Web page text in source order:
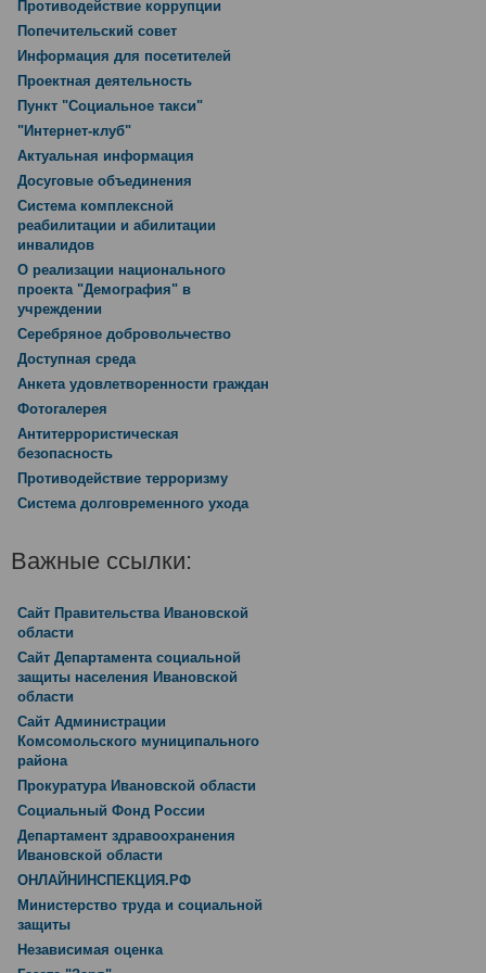
Противодействие коррупции
Попечительский совет
Информация для посетителей
Проектная деятельность
Пункт "Социальное такси"
"Интернет-клуб"
Актуальная информация
Досуговые объединения
Система комплексной
реабилитации и абилитации
инвалидов
О реализации национального
проекта "Демография" в
учреждении
Серебряное добровольчество
Доступная среда
Анкета удовлетворенности граждан
Фотогалерея
Антитеррористическая
безопасность
Противодействие терроризму
Система долговременного ухода
Важные ссылки:
Сайт Правительства Ивановской
области
Сайт Департамента социальной
защиты населения Ивановской
области
Сайт Администрации
Комсомольского муниципального
района
Прокуратура Ивановской области
Социальный Фонд России
Департамент здравоохранения
Ивановской области
ОНЛАЙНИНСПЕКЦИЯ.РФ
Министерство труда и социальной
защиты
Независимая оценка